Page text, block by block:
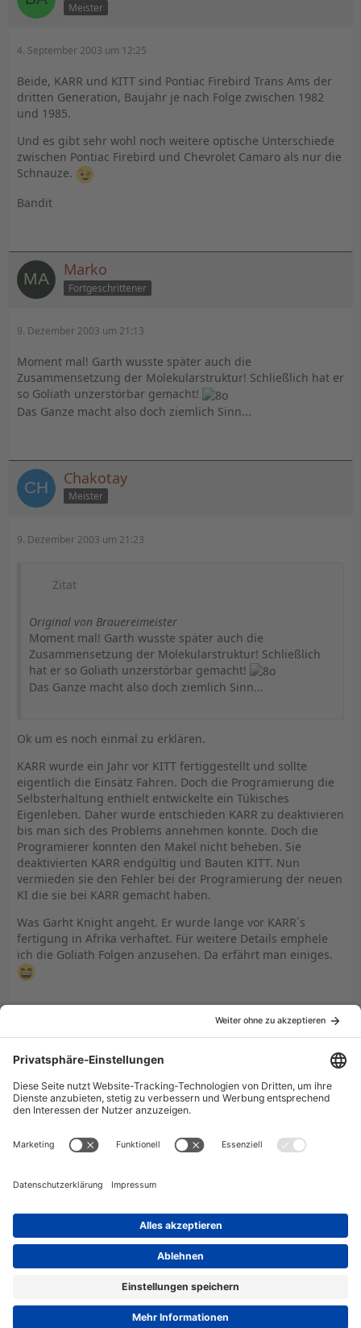
Meister
4. September 2003 um 12:25
Beide, KARR und KITT sind Pontiac Firebird Trans Ams der
dritten Generation, Baujahr je nach Folge zwischen 1982
und 1985.
Und es gibt sehr wohl noch weitere optische Unterschiede
zwischen Pontiac Firebird und Chevrolet Camaro als nur die
Schnauze.
Bandit
Marko
Fortgeschrittener
9. Dezember 2003 um 21:13
Moment mal! Garth wusste später auch die
Zusammensetzung der Molekularstruktur! Schließlich hat er
so Goliath unzerstörbar gemacht!
Das Ganze macht also doch ziemlich Sinn...
Chakotay
Meister
9. Dezember 2003 um 21:23
Zitat
Original von Brauereimeister
Moment mal! Garth wusste später auch die
Zusammensetzung der Molekularstruktur! Schließlich
hat er so Goliath unzerstörbar gemacht!
Das Ganze macht also doch ziemlich Sinn...
Ok um es noch einmal zu erklären.
KARR wurde ein Jahr vor KITT fertiggestellt und sollte
eigentlich die Einsätz Fahren. Doch die Programierung die
Selbsterhaltung enthielt entwickelte ein Tükisches
Eigenleben. Daher wurde entschieden KARR zu deaktivieren
bis man sich des Problems annehmen konnte. Doch die
Programierer konnten den Makel nicht beheben. Sie
deaktivierten KARR endgültig und Bauten KITT. Nun
vermieden sie den Fehler bei der Programierung der neuen
KI die sie bei KARR gemacht haben.
Was Garht Knight angeht. Er wurde lange vor KARR´s
fertigung in Afrika verhaftet. Für weitere Details emphele
ich die Goliath Folgen anzusehen. Da erfährt man einiges.
CapN
Profi
9. Dezember 2003 um 21:23
Datenschutzerklärung Impressum